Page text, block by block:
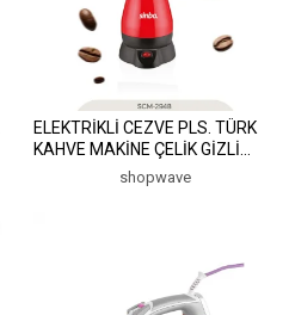
ELEKTRİKLİ CEZVE PLS. TÜRK
KAHVE MAKİNE ÇELİK GİZLİ
REZİSTANS 700W 5 FİNCAN -
400ML SCM-2948 (5047)
shopwave